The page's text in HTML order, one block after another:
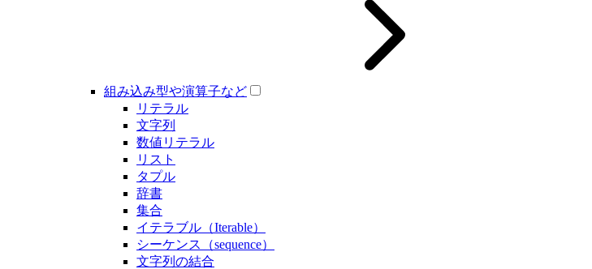
組み込み型や演算子など
リテラル
文字列
数値リテラル
リスト
タプル
辞書
集合
イテラブル（Iterable）
シーケンス（sequence）
文字列の結合